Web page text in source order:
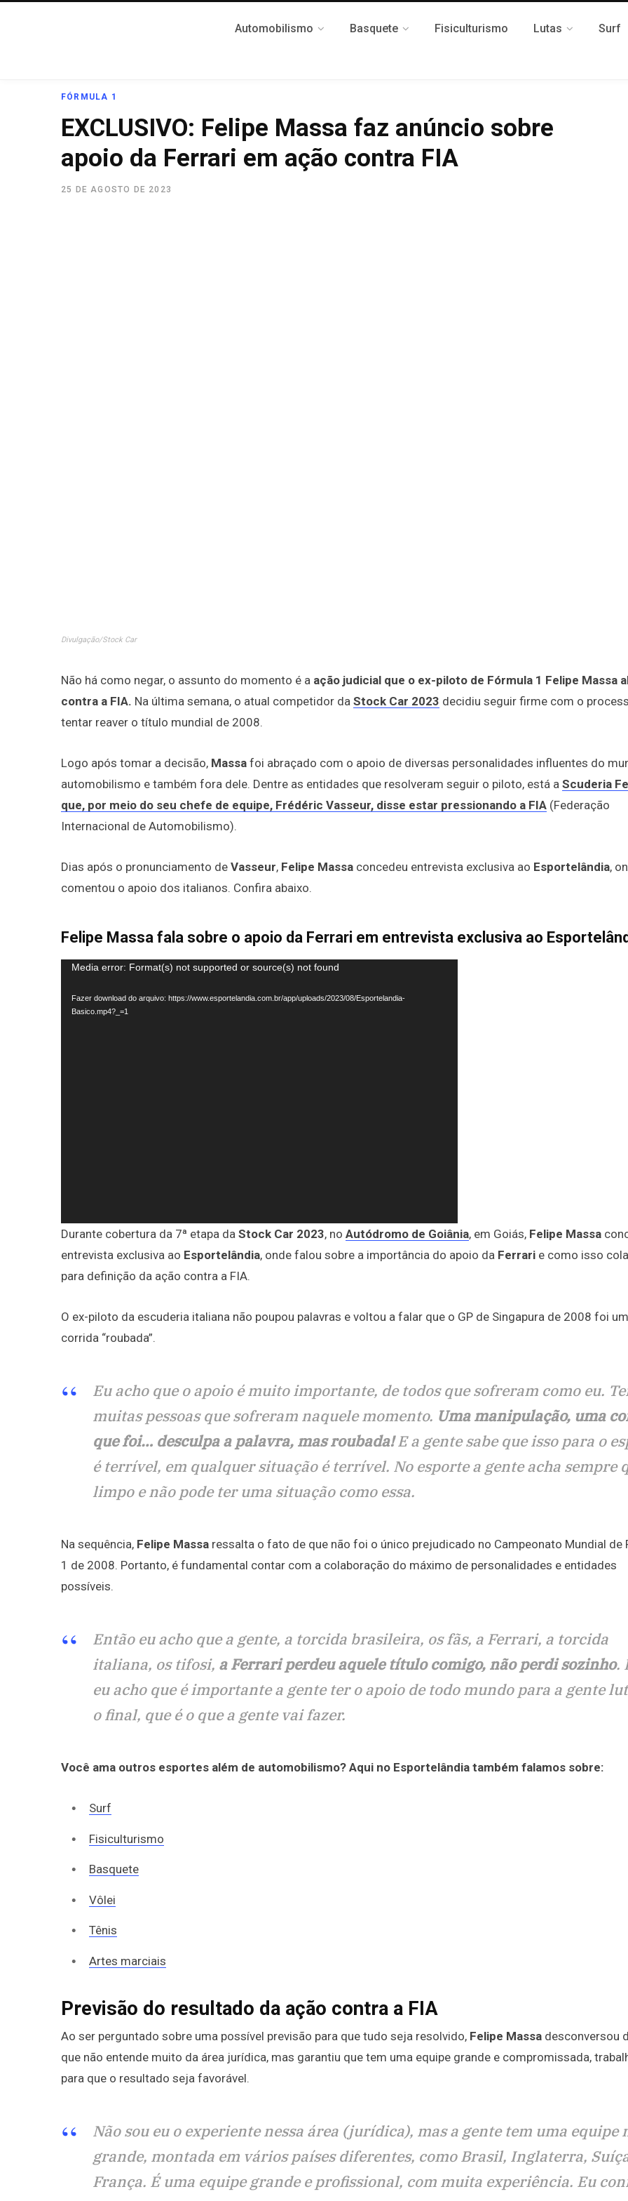
Automobilismo Basquete Fisiculturismo Lutas Surf
FÓRMULA 1
EXCLUSIVO: Felipe Massa faz anúncio sobre
apoio da Ferrari em ação contra FIA
25 DE AGOSTO DE 2023
Divulgação/Stock Car
Não há como negar, o assunto do momento é a ação judicial que o ex-piloto de Fórmula 1 Felipe Massa
contra a FIA. Na última semana, o atual competidor da Stock Car 2023 decidiu seguir firme com o
tentar reaver o título mundial de 2008.
Logo após tomar a decisão, Massa foi abraçado com o apoio de diversas personalidades influentes do
automobilismo e também fora dele. Dentre as entidades que resolveram seguir o piloto, está a Scuderia
que, por meio do seu chefe de equipe, Frédéric Vasseur, disse estar pressionando a FIA (Federação
Internacional de Automobilismo).
Dias após o pronunciamento de Vasseur, Felipe Massa concedeu entrevista exclusiva ao Esportelândia,
comentou o apoio dos italianos. Confira abaixo.
Felipe Massa fala sobre o apoio da Ferrari em entrevista exclusiva ao
Tocador
vídeo
Media error: Format(s) not supported or source(s) not found
Fazer download do arquivo: https://www.esportelandia.com.br/app/uploads/2023/08/Esportelandia-
Basico.mp4?_=1
Durante cobertura da 7ª etapa da Stock Car 2023, no Autódromo de Goiânia, em Goiás, Felipe Massa
entrevista exclusiva ao Esportelândia, onde falou sobre a importância do apoio da Ferrari e como isso
para definição da ação contra a FIA.
O ex-piloto da escuderia italiana não poupou palavras e voltou a falar que o GP de Singapura de 2008 foi
corrida “roubada”.
Eu acho que o apoio é muito importante, de todos que sofreram como eu.
muitas pessoas que sofreram naquele momento. Uma manipulação, uma
que foi… desculpa a palavra, mas roubada!E a gente sabe que isso para o
é terrível, em qualquer situação é terrível. No esporte a gente acha sempre
limpo e não pode ter uma situação como essa.
Na sequência, Felipe Massa ressalta o fato de que não foi o único prejudicado no Campeonato Mundial de
1 de 2008. Portanto, é fundamental contar com a colaboração do máximo de personalidades e entidades
possíveis.
Então eu acho que a gente, a torcida brasileira, os fãs, a Ferrari, a torcida
italiana, os tifosi, a Ferrari perdeu aquele título comigo, não perdi sozinho.
eu acho que é importante a gente ter o apoio de todo mundo para a gente
o final, que é o que a gente vai fazer.
Você ama outros esportes além de automobilismo? Aqui no Esportelândia também falamos sobre:
Surf
Fisiculturismo
Basquete
Vôlei
Tênis
Artes marciais
Previsão do resultado da ação contra a FIA
Ao ser perguntado sobre uma possível previsão para que tudo seja resolvido, Felipe Massa desconversou
que não entende muito da área jurídica, mas garantiu que tem uma equipe grande e compromissada,
para que o resultado seja favorável.
Não sou eu o experiente nessa área (jurídica), mas a gente tem uma equipe
grande, montada em vários países diferentes, como Brasil, Inglaterra,
França. É uma equipe grande e profissional, com muita experiência. Eu